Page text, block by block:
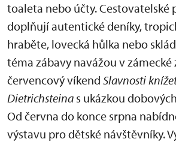
toaleta nebo účty. Cestovatelské
doplňují autentické deníky,
hraběte, lovecká hůlka nebo
téma zábavy navážou v
červencový víkend Slavnosti
Dietrichsteina s ukázkou
Od června do konce srpna
výstavu pro dětské návštěvníky.